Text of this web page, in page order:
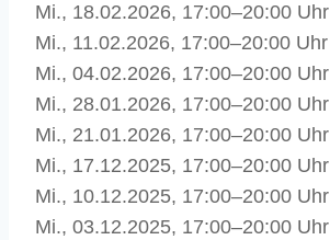
Mi., 18.02.2026, 17:00–20:00 Uhr
Mi., 11.02.2026, 17:00–20:00 Uhr
Mi., 04.02.2026, 17:00–20:00 Uhr
Mi., 28.01.2026, 17:00–20:00 Uhr
Mi., 21.01.2026, 17:00–20:00 Uhr
Mi., 17.12.2025, 17:00–20:00 Uhr
Mi., 10.12.2025, 17:00–20:00 Uhr
Mi., 03.12.2025, 17:00–20:00 Uhr